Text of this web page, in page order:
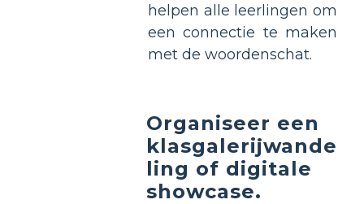
helpen alle leerlingen om
een connectie te maken
met de woordenschat.
Organiseer een
klasgalerijwande
ling of digitale
showcase.